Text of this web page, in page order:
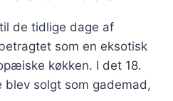
de tidlige dage af
som en eksotisk
køkken. I det 18.
solgt som gademad,